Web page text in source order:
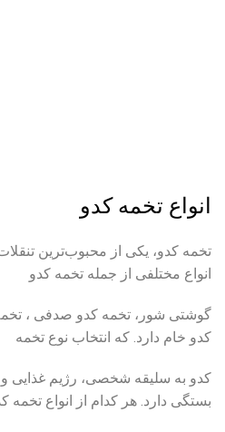
انواع تخمه کدو
تخمه کدو، یکی از محبوب‌ترین
انواع مختلفی از جمله تخمه کدو
گوشتی شور، تخمه کدو صدفی ،
کدو خام دارد. که انتخاب نوع تخمه
کدو به سلیقه شخصی، رژیم غذایی
بستگی دارد. هر کدام از انواع تخمه